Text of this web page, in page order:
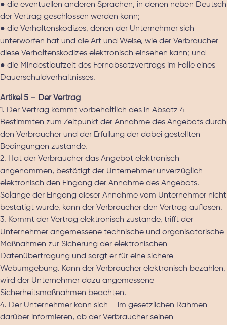
● die eventuellen anderen Sprachen, in denen neben Deutsch
der Vertrag geschlossen werden kann;
● die Verhaltenskodizes, denen der Unternehmer sich
unterworfen hat und die Art und Weise, wie der Verbraucher
diese Verhaltenskodizes elektronisch einsehen kann; und
● die Mindestlaufzeit des Fernabsatzvertrags im Falle eines
Dauerschuldverhältnisses.
Artikel 5 – Der Vertrag
1. Der Vertrag kommt vorbehaltlich des in Absatz 4
Bestimmten zum Zeitpunkt der Annahme des Angebots durch
den Verbraucher und der Erfüllung der dabei gestellten
Bedingungen zustande.
2. Hat der Verbraucher das Angebot elektronisch
angenommen, bestätigt der Unternehmer unverzüglich
elektronisch den Eingang der Annahme des Angebots.
Solange der Eingang dieser Annahme vom Unternehmer nicht
bestätigt wurde, kann der Verbraucher den Vertrag auflösen.
3. Kommt der Vertrag elektronisch zustande, trifft der
Unternehmer angemessene technische und organisatorische
Maßnahmen zur Sicherung der elektronischen
Datenübertragung und sorgt er für eine sichere
Webumgebung. Kann der Verbraucher elektronisch bezahlen,
wird der Unternehmer dazu angemessene
Sicherheitsmaßnahmen beachten.
4. Der Unternehmer kann sich – im gesetzlichen Rahmen –
darüber informieren, ob der Verbraucher seinen